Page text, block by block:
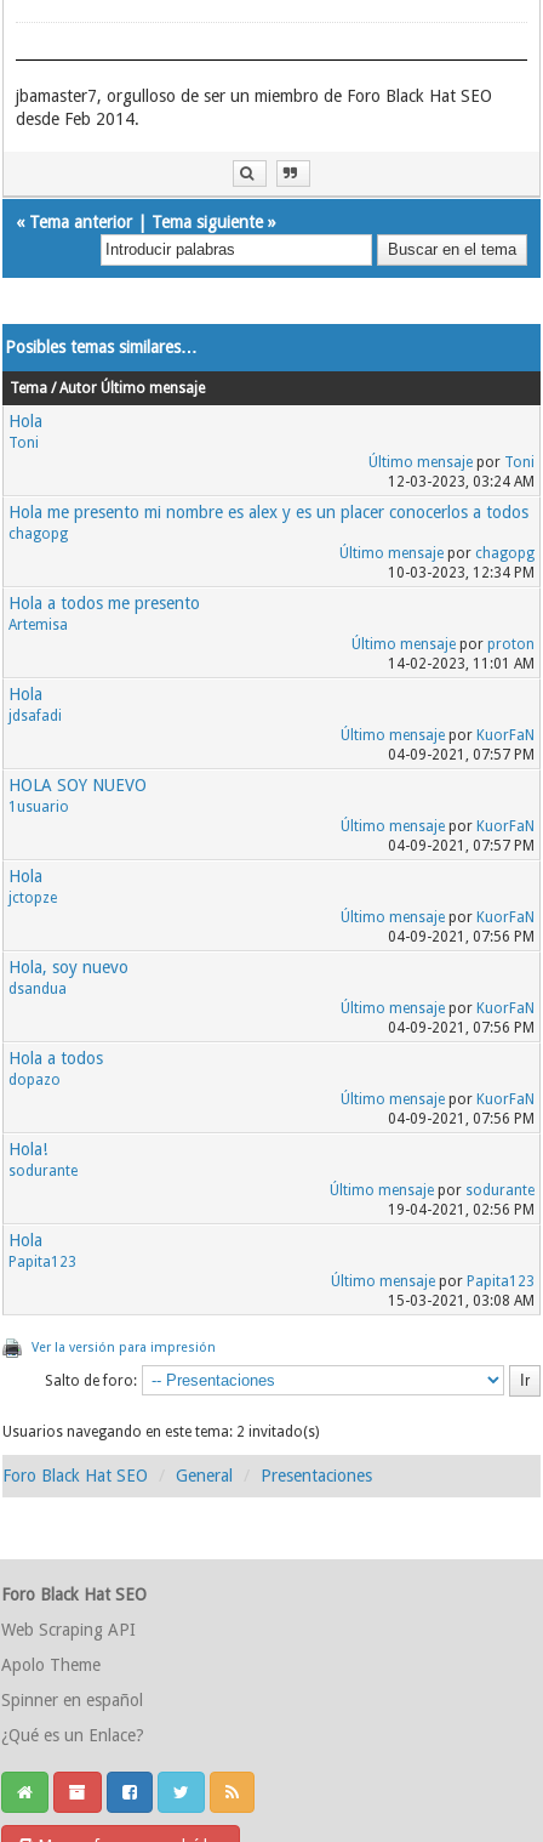
jbamaster7, orgulloso de ser un miembro de Foro Black Hat SEO
desde Feb 2014.
« Tema anterior| Tema siguiente»
Posibles temas similares…
Tema / Autor Último mensaje
Hola
Toni
Último mensajepor Toni
12-03-2023, 03:24 AM
Hola me presento mi nombre es alex y es un placer conocerlos a todos
chagopg
Último mensajepor chagopg
10-03-2023, 12:34 PM
Hola a todos me presento
Artemisa
Último mensajepor proton
14-02-2023, 11:01 AM
Hola
jdsafadi
Último mensajepor KuorFaN
04-09-2021, 07:57 PM
HOLA SOY NUEVO
1usuario
Último mensajepor KuorFaN
04-09-2021, 07:57 PM
Hola
jctopze
Último mensajepor KuorFaN
04-09-2021, 07:56 PM
Hola, soy nuevo
dsandua
Último mensajepor KuorFaN
04-09-2021, 07:56 PM
Hola a todos
dopazo
Último mensajepor KuorFaN
04-09-2021, 07:56 PM
Hola!
sodurante
Último mensajepor sodurante
19-04-2021, 02:56 PM
Hola
Papita123
Último mensajepor Papita123
15-03-2021, 03:08 AM
Ver la versión para impresión
Salto de foro:
Usuarios navegando en este tema: 2 invitado(s)
Foro Black Hat SEO General Presentaciones
Foro Black Hat SEO
Web Scraping API
Apolo Theme
Spinner en español
¿Qué es un Enlace?